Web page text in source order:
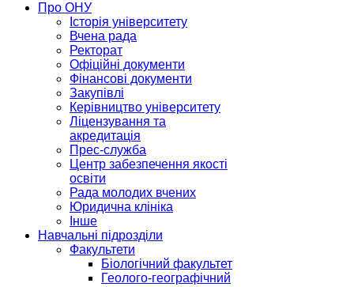
Про ОНУ
Історія університету
Вчена рада
Ректорат
Офіційні документи
Фінансові документи
Закупівлі
Керівництво університету
Ліцензування та
акредитація
Прес-служба
Центр забезпечення якості
освіти
Рада молодих вчених
Юридична клініка
Інше
Навчальні підрозділи
Факультети
Біологічний факультет
Геолого-географічний